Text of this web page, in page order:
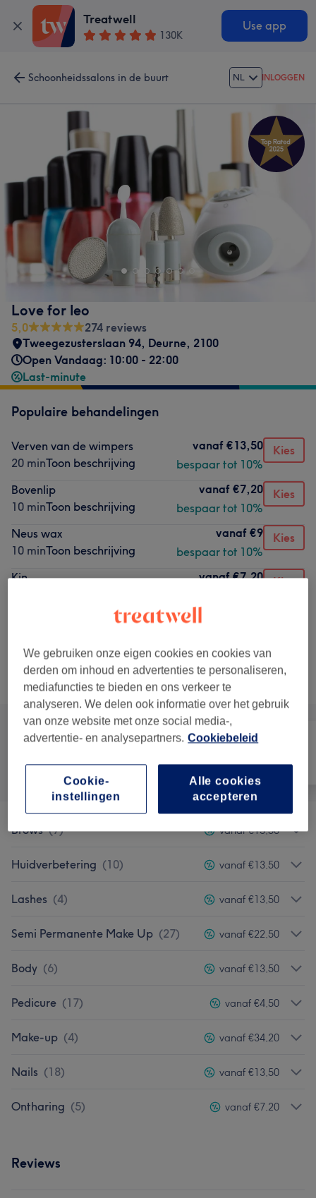
Treatwell
130K
Use app
Schoonheidssalons in de buurt NL INLOGGEN
Love for leo
5,0
274 reviews
Tweegezusterslaan 94, Deurne, 2100
Open Vandaag: 10:00 - 22:00
Last-minute
Populaire behandelingen
Verven van de wimpers
20 minToon beschrijving
vanaf €13,50
bespaar tot 10%
Kies
Bovenlip
10 minToon beschrijving
vanaf €7,20
bespaar tot 10%
Kies
Neus wax
10 minToon beschrijving
vanaf €9
bespaar tot 10%
Kies
Kin
vanaf €7,20
Kies
Alle behandelingen
Alle Nagels Ontharen
Brows (7) vanaf €13,50
Huidverbetering (10) vanaf €13,50
Lashes (4) vanaf €13,50
Semi Permanente Make Up (27) vanaf €22,50
Body (6) vanaf €13,50
Pedicure (17) vanaf €4,50
Make-up (4) vanaf €34,20
Nails (18) vanaf €13,50
Ontharing (5) vanaf €7,20
Reviews
We gebruiken onze eigen cookies en cookies van
derden om inhoud en advertenties te personaliseren,
mediafuncties te bieden en ons verkeer te
analyseren. We delen ook informatie over het gebruik
van onze website met onze social media-,
advertentie- en analysepartners. Cookiebeleid
Alle cookies
accepteren
Cookie-
instellingen